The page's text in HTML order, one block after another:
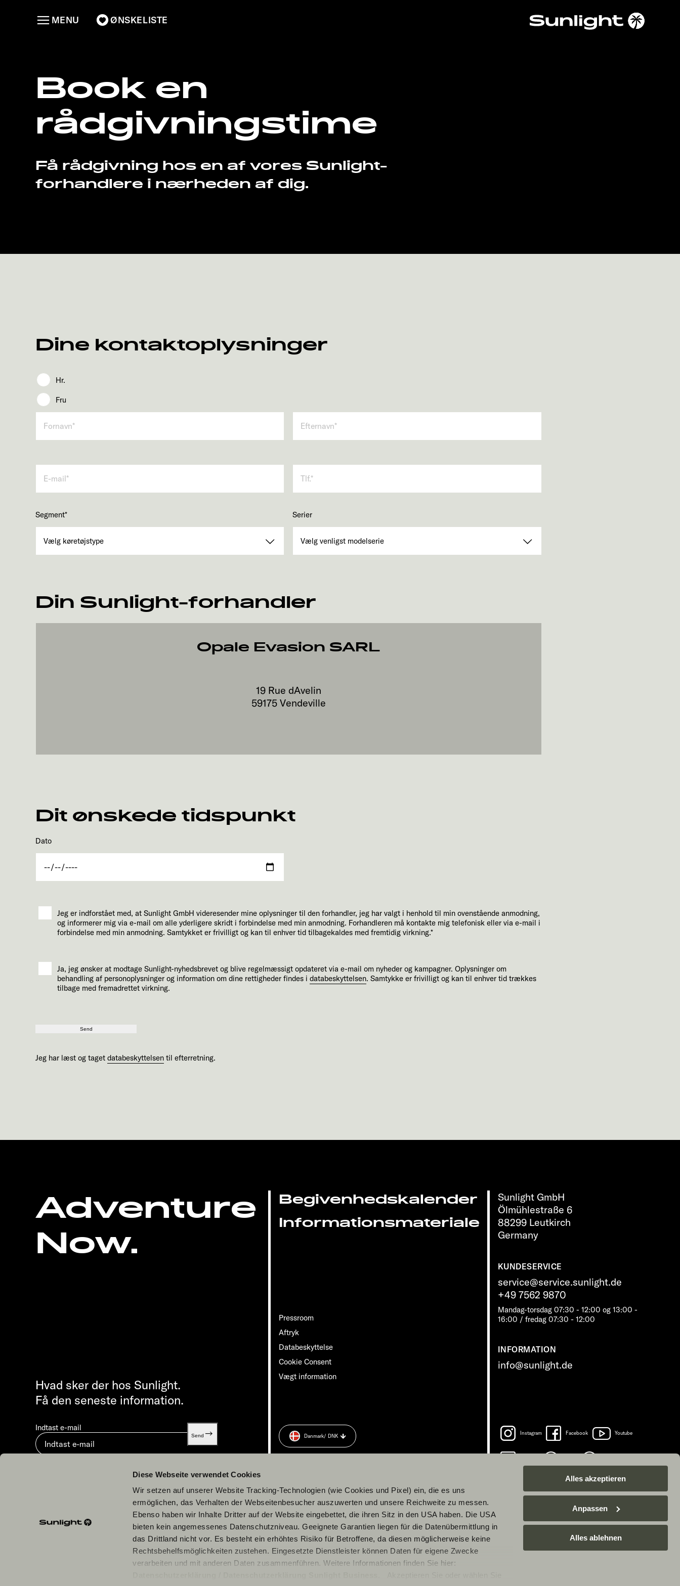
Diese Webseite verwendet Cookies
Wir setzen auf unserer Website Tracking-Technologien (wie Cookies und Pixel) ein, die es uns
ermöglichen, das Verhalten der Webseitenbesucher auszuwerten und unsere Reichweite zu messen.
Ebenso haben wir Inhalte Dritter auf der Website eingebettet, die ihren Sitz in den USA haben. Die USA
bieten kein angemessenes Datenschutzniveau. Geeignete Garantien liegen für die Datenübermittlung in
das Drittland nicht vor. Es besteht ein erhöhtes Risiko für Betroffene, da diesen möglicherweise keine
Rechtsbehelfsmöglichkeiten zustehen. Eingesetzte Dienstleister können Daten für eigene Zwecke
verarbeiten und mit anderen Daten zusammenführen. Weitere Informationen finden Sie hier:
Alles akzeptieren
Anpassen
Alles ablehnen
ØNSKELISTE
MENU
Book en
rådgivningstime
Få rådgivning hos en af vores Sunlight-
forhandlere i nærheden af dig.
Dine kontaktoplysninger
Hr.
Fru
Segment* Serier
Din Sunlight-forhandler
Opale Evasion SARL
19 Rue dAvelin
59175 Vendeville
Dit ønskede tidspunkt
Dato
Jeg er indforstået med, at Sunlight GmbH videresender mine oplysninger til den forhandler, jeg har valgt i henhold til min ovenstående anmodning,
og informerer mig via e-mail om alle yderligere skridt i forbindelse med min anmodning. Forhandleren må kontakte mig telefonisk eller via e-mail i
forbindelse med min anmodning. Samtykket er frivilligt og kan til enhver tid tilbagekaldes med fremtidig virkning.*
Ja, jeg ønsker at modtage Sunlight-nyhedsbrevet og blive regelmæssigt opdateret via e-mail om nyheder og kampagner. Oplysninger om
behandling af personoplysninger og information om dine rettigheder findes i databeskyttelsen. Samtykke er frivilligt og kan til enhver tid trækkes
tilbage med fremadrettet virkning.
Send
Jeg har læst og taget databeskyttelsen til efterretning.
Adventure
Now.
Sunlight GmbH
Ölmühlestraße 6
88299 Leutkirch
Germany
KUNDESERVICE
service@service.sunlight.de
+49 7562 9870
Mandag-torsdag 07:30 - 12:00 og 13:00 -
16:00 / fredag ​​07:30 - 12:00
INFORMATION
info@sunlight.de
Begivenhedskalender
Informationsmateriale
Pressroom
Aftryk
Databeskyttelse
Cookie Consent
Vægt information
Hvad sker der hos Sunlight.
Få den seneste information.
Indtast e-mail
Send Instagram Facebook Youtube
Danmark/ DNK